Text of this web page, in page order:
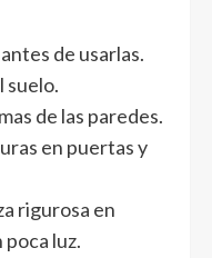
de usarlas.
suelo.
de las paredes.
en puertas y
rigurosa en
luz.